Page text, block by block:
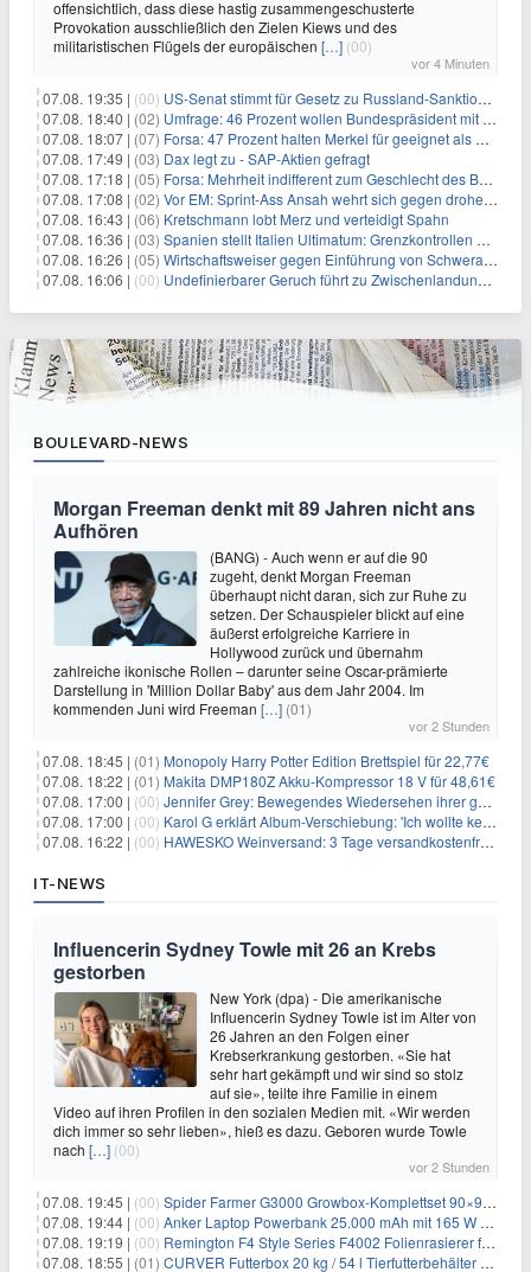
offensichtlich, dass diese hastig zusammengeschusterte
Provokation ausschließlich den Zielen Kiews und des
militaristischen Flügels der europäischen […] (00)
vor 4 Minuten
07.08. 19:35 | (00) US-Senat stimmt für Gesetz zu Russland-Sanktionen
07.08. 18:40 | (02) Umfrage: 46 Prozent wollen Bundespräsident mit Politik-Erfahrung
07.08. 18:07 | (07) Forsa: 47 Prozent halten Merkel für geeignet als Bundespräsidentin
07.08. 17:49 | (03) Dax legt zu - SAP-Aktien gefragt
07.08. 17:18 | (05) Forsa: Mehrheit indifferent zum Geschlecht des Bundespräsidenten
07.08. 17:08 | (02) Vor EM: Sprint-Ass Ansah wehrt sich gegen drohende Sperre
07.08. 16:43 | (06) Kretschmann lobt Merz und verteidigt Spahn
07.08. 16:36 | (03) Spanien stellt Italien Ultimatum: Grenzkontrollen beenden
07.08. 16:26 | (05) Wirtschaftsweiser gegen Einführung von Schwerarbeiter-Rente
07.08. 16:06 | (00) Undefinierbarer Geruch führt zu Zwischenlandung von Flieger
BOULEVARD-NEWS
Morgan Freeman denkt mit 89 Jahren nicht ans
Aufhören
(BANG) - Auch wenn er auf die 90
zugeht, denkt Morgan Freeman
überhaupt nicht daran, sich zur Ruhe zu
setzen. Der Schauspieler blickt auf eine
äußerst erfolgreiche Karriere in
Hollywood zurück und übernahm
zahlreiche ikonische Rollen – darunter seine Oscar-prämierte
Darstellung in 'Million Dollar Baby' aus dem Jahr 2004. Im
kommenden Juni wird Freeman […] (01)
vor 2 Stunden
07.08. 18:45 | (01) Monopoly Harry Potter Edition Brettspiel für 22,77€
07.08. 18:22 | (01) Makita DMP180Z Akku-Kompressor 18 V für 48,61€
07.08. 17:00 | (00) Jennifer Grey: Bewegendes Wiedersehen ihrer geschiedenen Eltern kurz vor dem Tod ihrer Mutter
07.08. 17:00 | (00) Karol G erklärt Album-Verschiebung: 'Ich wollte keine persönliche Situation ausnutzen'
07.08. 16:22 | (00) HAWESKO Weinversand: 3 Tage versandkostenfrei bestellen (MBW 25€)
IT-NEWS
Influencerin Sydney Towle mit 26 an Krebs
gestorben
New York (dpa) - Die amerikanische
Influencerin Sydney Towle ist im Alter von
26 Jahren an den Folgen einer
Krebserkrankung gestorben. «Sie hat
sehr hart gekämpft und wir sind so stolz
auf sie», teilte ihre Familie in einem
Video auf ihren Profilen in den sozialen Medien mit. «Wir werden
dich immer so sehr lieben», hieß es dazu. Geboren wurde Towle
nach […] (00)
vor 2 Stunden
07.08. 19:45 | (00) Spider Farmer G3000 Growbox-Komplettset 90×90×180 cm für 379,99€
07.08. 19:44 | (00) Anker Laptop Powerbank 25.000 mAh mit 165 W refurbished für 58,39€
07.08. 19:19 | (00) Remington F4 Style Series F4002 Folienrasierer für 18,99€
07.08. 18:55 | (01) CURVER Futterbox 20 kg / 54 l Tierfutterbehälter mit Rollen für 19,99€